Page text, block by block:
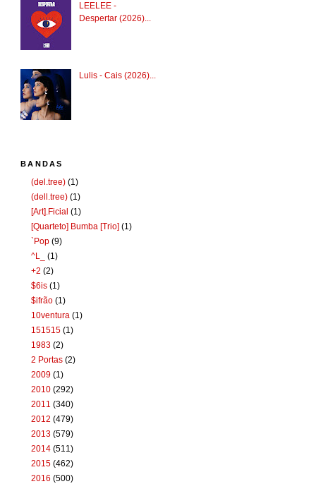
LEELEE -
Despertar (2026)...
Lulis - Cais (2026)...
BANDAS
(del.tree) (1)
(dell.tree) (1)
[Art].Ficial (1)
[Quarteto] Bumba [Trio] (1)
`Pop (9)
^L_
(1)
+2 (2)
$6is (1)
$ifrão (1)
10ventura (1)
151515 (1)
1983 (2)
2 Portas (2)
2009 (1)
2010 (292)
2011 (340)
2012 (479)
2013 (579)
2014 (511)
2015 (462)
2016 (500)